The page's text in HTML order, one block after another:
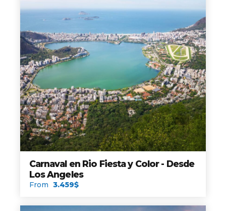
From 3.459$
Carnaval en Rio Fiesta y Color - Desde
Los Angeles